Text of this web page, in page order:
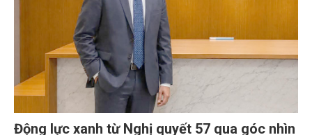
Động lực xanh từ Nghị quyết 57 qua góc nhìn